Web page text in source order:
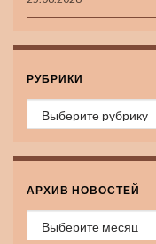
РУБРИКИ
Рубрики
АРХИВ НОВОСТЕЙ
Архив новостей